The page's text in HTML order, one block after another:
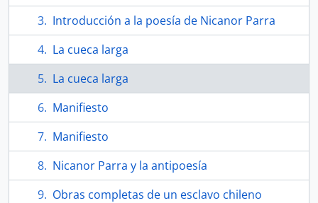
Introducción a la poesía de Nicanor Parra
La cueca larga
La cueca larga
Manifiesto
Manifiesto
Nicanor Parra y la antipoesía
Obras completas de un esclavo chileno